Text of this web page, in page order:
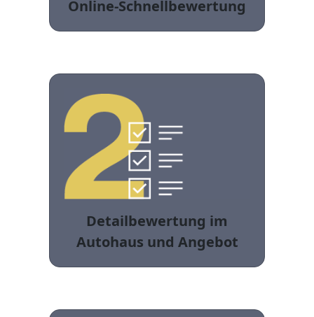
Online-Schnellbewertung
Detailbewertung im
Autohaus und Angebot